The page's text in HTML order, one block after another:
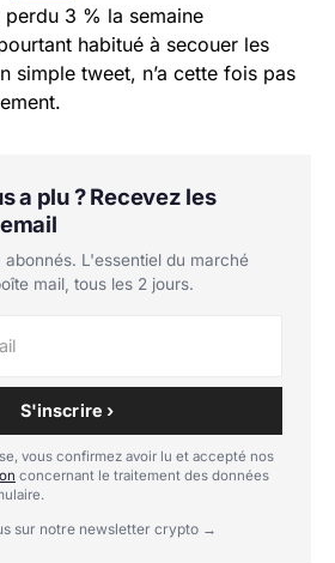
3 % la semaine
habitué à secouer les
simple tweet, n’a cette fois pas
a plu ? Recevez les
L'essentiel du marché
mail, tous les 2 jours.
S'inscrire ›
vous confirmez avoir lu et accepté nos
concernant le traitement des données
sur notre newsletter crypto →